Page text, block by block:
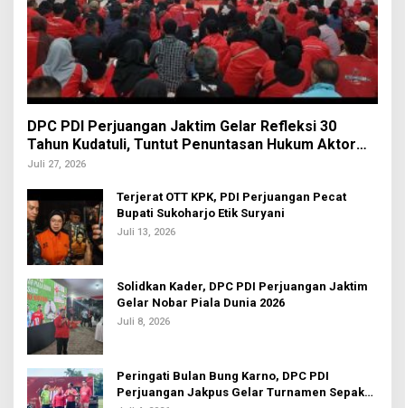
DPC PDI Perjuangan Jaktim Gelar Refleksi 30
Tahun Kudatuli, Tuntut Penuntasan Hukum Aktor
Intelektual
Juli 27, 2026
Terjerat OTT KPK, PDI Perjuangan Pecat
Bupati Sukoharjo Etik Suryani
Juli 13, 2026
Solidkan Kader, DPC PDI Perjuangan Jaktim
Gelar Nobar Piala Dunia 2026
Juli 8, 2026
Peringati Bulan Bung Karno, DPC PDI
Perjuangan Jakpus Gelar Turnamen Sepak